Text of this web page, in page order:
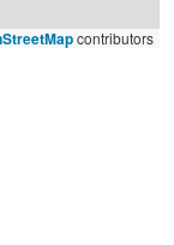
contributors